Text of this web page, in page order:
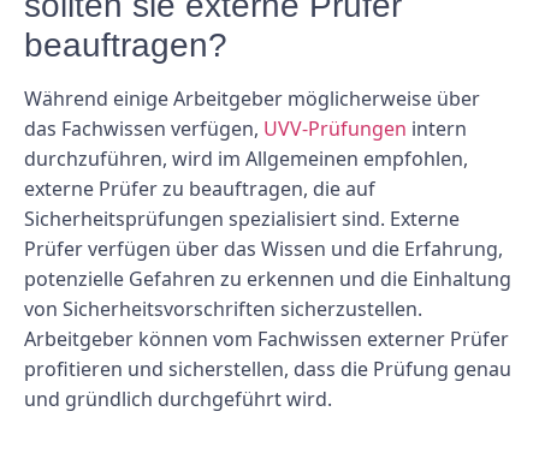
beauftragen?
Während einige Arbeitgeber möglicherweise über
das Fachwissen verfügen, UVV-Prüfungen intern
durchzuführen, wird im Allgemeinen empfohlen,
externe Prüfer zu beauftragen, die auf
Sicherheitsprüfungen spezialisiert sind. Externe
Prüfer verfügen über das Wissen und die Erfahrung,
potenzielle Gefahren zu erkennen und die Einhaltung
von Sicherheitsvorschriften sicherzustellen.
Arbeitgeber können vom Fachwissen externer Prüfer
profitieren und sicherstellen, dass die Prüfung genau
und gründlich durchgeführt wird.